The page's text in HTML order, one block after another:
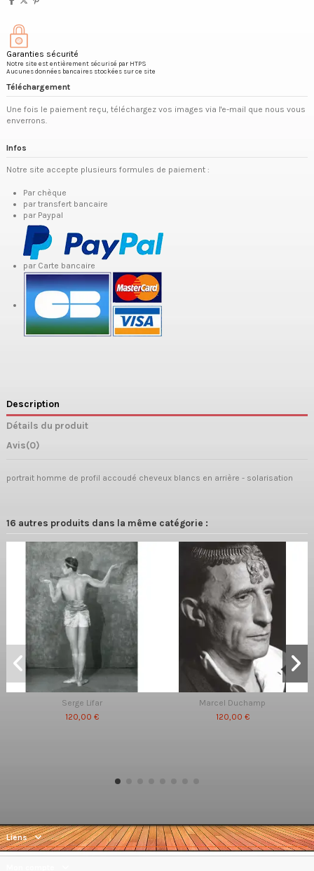
Garanties sécurité
Notre site est entièrement sécurisé par HTPS
Aucunes données bancaires stockées sur ce site
Téléchargement
Une fois le paiement reçu, téléchargez vos images via l'e-mail que nous vous
enverrons.
Infos
Notre site accepte plusieurs formules de paiement :
Par chèque
par transfert bancaire
par Paypal
par Carte bancaire
Description
Détails du produit
Avis(0)
portrait homme de profil accoudé cheveux blancs en arrière - solarisation
16 autres produits dans la même catégorie :
Serge Lifar
120,00 €
Marcel Duchamp
120,00 €
Liens